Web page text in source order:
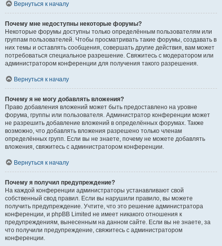
Вернуться к началу
Почему мне недоступны некоторые форумы?
Некоторые форумы доступны только определённым пользователям или
группам пользователей. Чтобы просматривать такие форумы, создавать в
них темы и оставлять сообщения, совершать другие действия, вам может
потребоваться специальное разрешение. Свяжитесь с модератором или
администратором конференции для получения такого разрешения.
Вернуться к началу
Почему я не могу добавлять вложения?
Право добавления вложений может быть предоставлено на уровне
форума, группы или пользователя. Администратор конференции может
не разрешить добавление вложений в определённых форумах. Также
возможно, что добавлять вложения разрешено только членам
определённых групп. Если вы не знаете, почему не можете добавлять
вложения, свяжитесь с администратором конференции.
Вернуться к началу
Почему я получил предупреждение?
На каждой конференции администраторы устанавливают свой
собственный свод правил. Если вы нарушили правило, вы можете
получить предупреждение. Учтите, что это решение администратора
конференции, и phpBB Limited не имеет никакого отношения к
предупреждениям, вынесенным на данном сайте. Если вы не знаете, за
что получили предупреждение, свяжитесь с администратором
конференции.